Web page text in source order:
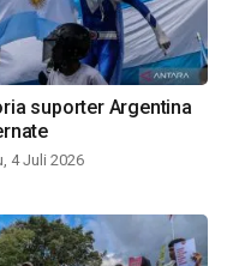
suporter Argentina
4 Juli 2026